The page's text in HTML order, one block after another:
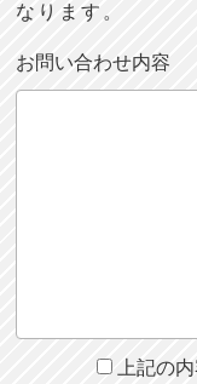
なります。
お問い合わせ内容
上記の